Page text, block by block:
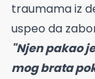
traumama iz
uspeo da
"Njen pakao
mog brata